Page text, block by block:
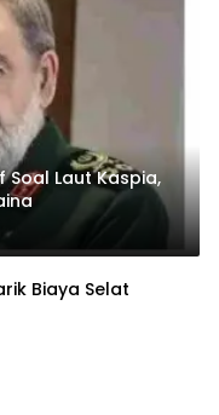
Soal Laut Kaspia,
Biaya Selat